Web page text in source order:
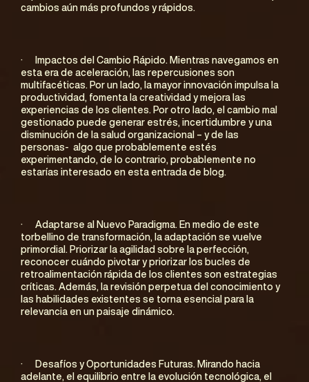
cambios aún más profundos y rápidos.
·      Impactos del Cambio Rápido. Mientras navegamos en
esta era de aceleración, las repercusiones son
multifacéticas. Por un lado, la mayor innovación impulsa la
productividad, fomenta la creatividad y mejora las
experiencias de los clientes. Por otro lado, el cambio mal
gestionado puede generar estrés, incertidumbre y una
disminución de la salud organizacional – y de las
personas-  algo que probablemente estés
experimentando, de lo contrario, probablemente no
estarías interesado en esta entrada de blog.
·      Adaptarse al Nuevo Paradigma. En medio de este
torbellino de transformación, la adaptación se vuelve
primordial. Priorizar la agilidad sobre la perfección,
reconocer cuándo pivotar y priorizar los bucles de
retroalimentación rápida de los clientes son estrategias
críticas. Además, la revisión perpetua del conocimiento y
las habilidades existentes se torna esencial para la
relevancia en un paisaje dinámico.
·      Desafíos y Oportunidades Futuras. Mirando hacia
adelante, el equilibrio entre la evolución tecnológica, el